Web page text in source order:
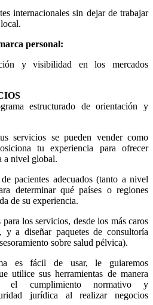
internacionales sin dejar de trabajar
personal:
y visibilidad en los mercados
estructurado de orientación y
servicios se pueden vender como
tu experiencia para ofrecer
a nivel global.
pacientes adecuados (tanto a nivel
determinar qué países o regiones
de su experiencia.
los servicios, desde los más caros
y a diseñar paquetes de consultoría
sobre salud pélvica).
es fácil de usar, le guiaremos
utilice sus herramientas de manera
el cumplimiento normativo y
jurídica al realizar negocios